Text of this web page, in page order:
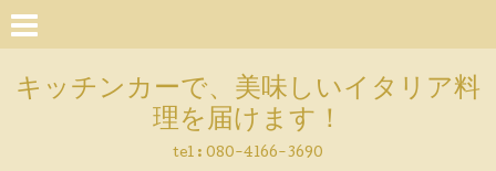
キッチンカーで、美味しいイタリア料
理を届けます！
tel : 080-4166-3690